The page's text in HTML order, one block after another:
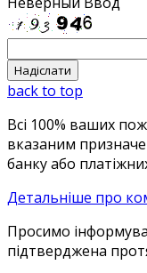
back to top
Всі 100% ваших
вказаним
банку або
Детальніше про
Просимо
підтверджена